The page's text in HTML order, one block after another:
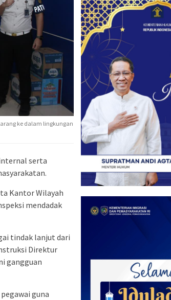
ke dalam lingkungan
serta
Kantor Wilayah
mendadak
tindak lanjut dari
Direktur
gangguan
guna